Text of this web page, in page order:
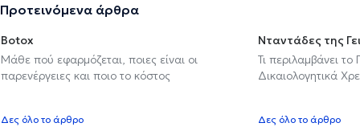
Προτεινόμενα άρθρα
Botox
Μάθε πού εφαρμόζεται, ποιες είναι οι
παρενέργειες και ποιο το κόστος
Δες όλο το άρθρο
Νταντάδες της
Τι περιλαμβάνει
Δικαιολογητικά
Δες όλο το άρθρο